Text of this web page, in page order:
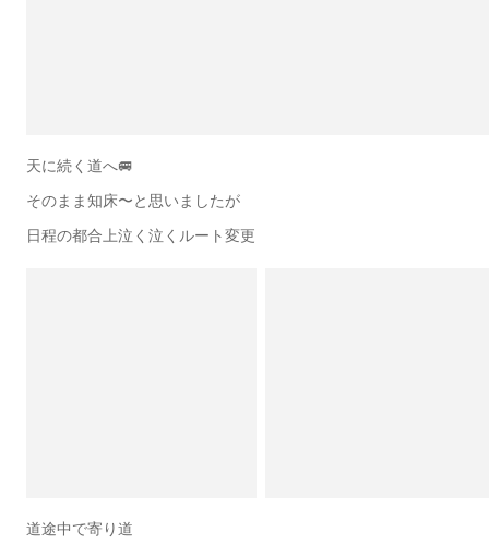
天に続く道へ🚐
そのまま知床〜と思いましたが
日程の都合上泣く泣くルート変更
道途中で寄り道